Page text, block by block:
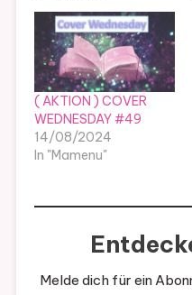
( AKTION ) COVER
WEDNESDAY #49
14/08/2024
In "Mamenu"
Melde dich für ein